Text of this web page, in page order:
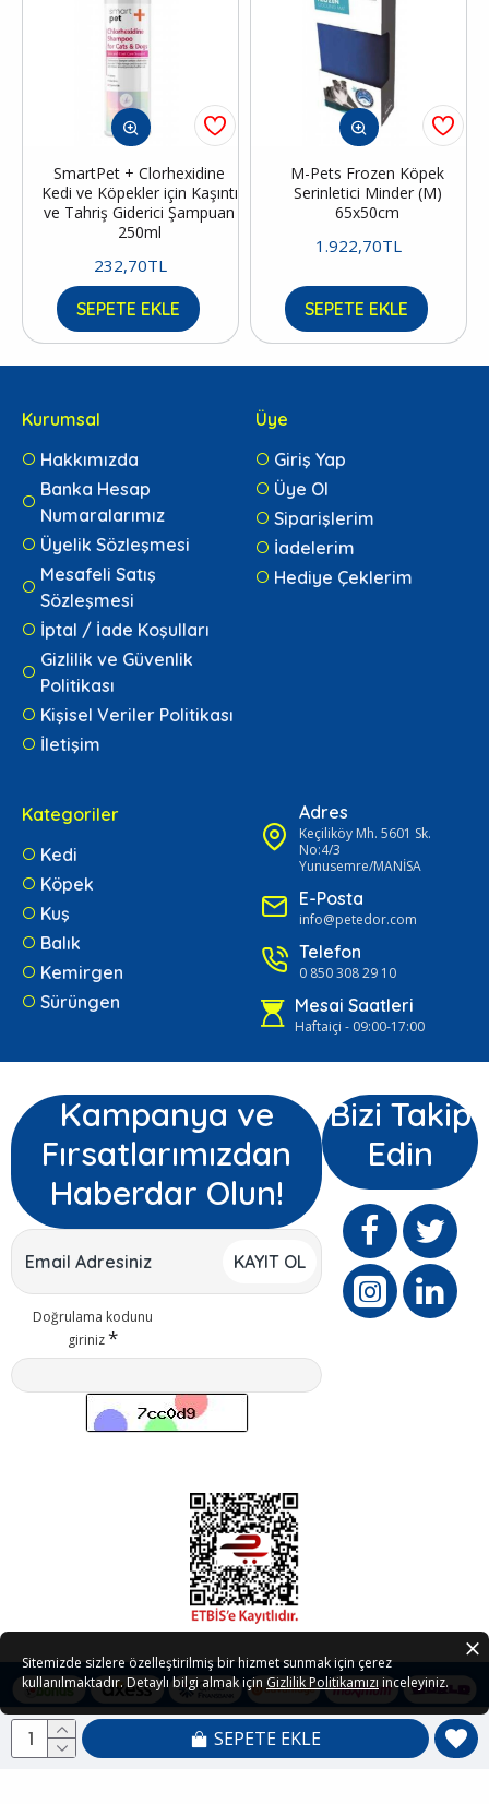
SEPETE EKLE
SmartPet + Clorhexidine
Kedi ve Köpekler için Kaşıntı
ve Tahriş Giderici Şampuan
250ml
232,70TL
SEPETE EKLE
M-Pets Frozen Köpek
Serinletici Minder (M)
65x50cm
1.922,70TL
SEPETE EKLE
Kurumsal
Hakkımızda
Banka Hesap
Numaralarımız
Üyelik Sözleşmesi
Mesafeli Satış
Sözleşmesi
İptal / İade Koşulları
Gizlilik ve Güvenlik
Politikası
Kişisel Veriler Politikası
İletişim
Üye
Giriş Yap
Üye Ol
Siparişlerim
İadelerim
Hediye Çeklerim
Kategoriler
Kedi
Köpek
Kuş
Balık
Kemirgen
Sürüngen
Adres
Keçiliköy Mh. 5601 Sk.
No:4/3
Yunusemre/MANİSA
E-Posta
info@petedor.com
Telefon
0 850 308 29 10
Mesai Saatleri
Haftaiçi - 09:00-17:00
Kampanya ve
Fırsatlarımızdan
Haberdar Olun!
KAYIT OL
Doğrulama kodunu
giriniz
Bizi Takip
Edin
Copyright © 2021 - 2026 Petedor.com Tüm Hakları Saklıdır
Sitemizde sizlere özelleştirilmiş bir hizmet sunmak için çerez
kullanılmaktadır. Detaylı bilgi almak için Gizlilik Politikamızı inceleyiniz.